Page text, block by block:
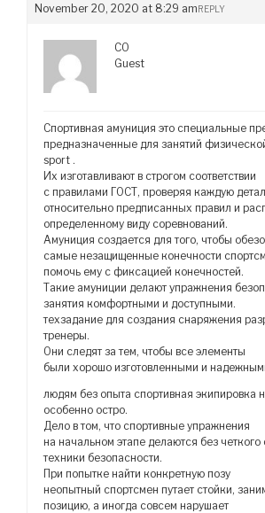
November 20, 2020 at 8:29 amREPLY
CO
Guest
Спортивная амуниция это специальные
предназначенные для занятий
sport .
Их изготавливают в строгом соответствии
с правилами ГОСТ, проверяя каждую
относительно предписанных правил и
определенному виду соревнований.
Амуниция создается для того, чтобы
самые незащищенные конечности
помочь ему с фиксацией конечностей.
Такие амуниции делают упражнения
занятия комфортными и доступными.
техзадание для создания снаряжения
тренеры.
Они следят за тем, чтобы все элементы
были хорошо изготовленными и
людям без опыта спортивная экипировка
особенно остро.
Дело в том, что спортивные упражнения
на начальном этапе делаются без
техники безопасности.
При попытке найти конкретную позу
неопытный спортсмен путает стойки,
позицию, а иногда совсем нарушает